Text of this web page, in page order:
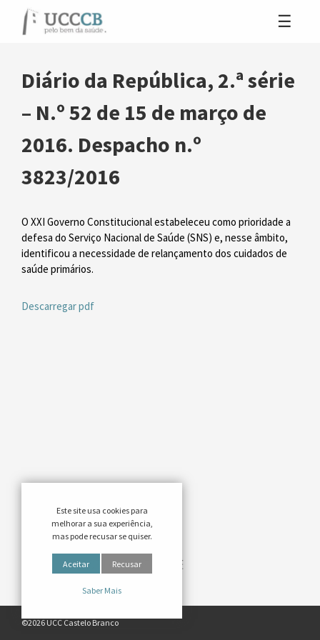
Diário da República, 2.ª série
– N.º 52 de 15 de março de
2016. Despacho n.º
3823/2016
O XXI Governo Constitucional estabeleceu como prioridade a
defesa do Serviço Nacional de Saúde (SNS) e, nesse âmbito,
identificou a necessidade de relançamento dos cuidados de
saúde primários.
Descarregar pdf
©2026 UCC Castelo Branco
Este site usa cookies para
melhorar a sua experiência,
mas pode recusar se quiser.
Aceitar Recusar
Saber Mais